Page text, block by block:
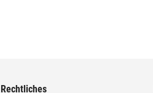
Rechtliches